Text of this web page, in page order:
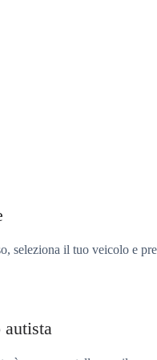
seleziona il tuo veicolo e